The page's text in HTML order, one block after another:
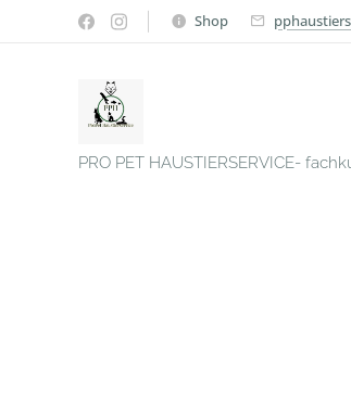
Shop
PRO PET HAUSTIERSERVICE-